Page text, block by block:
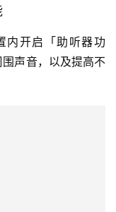
内开启「助听器功
声音，以及提高不